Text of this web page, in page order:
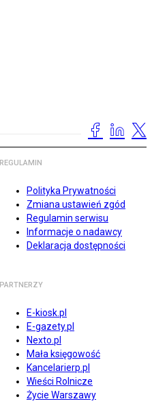
REGULAMIN
Polityka Prywatności
Zmiana ustawień zgód
Regulamin serwisu
Informacje o nadawcy
Deklaracja dostępności
PARTNERZY
E-kiosk.pl
E-gazety.pl
Nexto.pl
Mała księgowość
Kancelarierp.pl
Wieści Rolnicze
Życie Warszawy